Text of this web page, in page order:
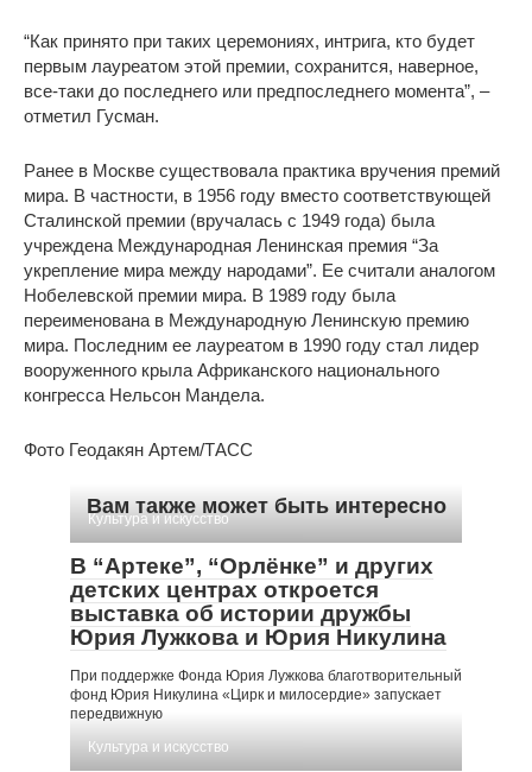
“Как принято при таких церемониях, интрига, кто будет
первым лауреатом этой премии, сохранится, наверное,
все-таки до последнего или предпоследнего момента”, –
отметил Гусман.
Ранее в Москве существовала практика вручения премий
мира. В частности, в 1956 году вместо соответствующей
Сталинской премии (вручалась с 1949 года) была
учреждена Международная Ленинская премия “За
укрепление мира между народами”. Ее считали аналогом
Нобелевской премии мира. В 1989 году была
переименована в Международную Ленинскую премию
мира. Последним ее лауреатом в 1990 году стал лидер
вооруженного крыла Африканского национального
конгресса Нельсон Мандела.
Фото Геодакян Артем/ТАСС
Вам также может быть интересно
Культура и искусство
В “Артеке”, “Орлёнке” и других
детских центрах откроется
выставка об истории дружбы
Юрия Лужкова и Юрия Никулина
При поддержке Фонда Юрия Лужкова благотворительный
фонд Юрия Никулина «Цирк и милосердие» запускает
передвижную
Культура и искусство